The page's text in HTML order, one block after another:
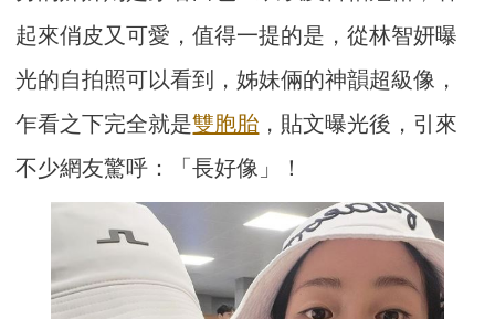
起來俏皮又可愛，值得一提的是，從林智妍曝
光的自拍照可以看到，姊妹倆的神韻超級像，
乍看之下完全就是雙胞胎 ，貼文曝光後，引來
不少網友驚呼：「長好像」！